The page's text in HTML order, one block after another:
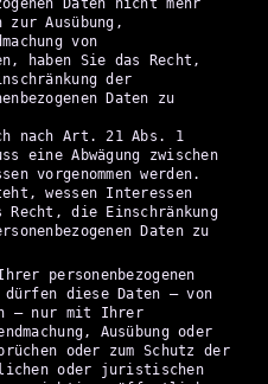
Daten nicht mehr
Ausübung,
von
haben Sie das Recht,
der
Daten zu
nach Art. 21 Abs. 1
eine Abwägung zwischen
vorgenommen werden.
wessen Interessen
Recht, die Einschränkung
Daten zu
personenbezogenen
dürfen diese Daten – von
– nur mit Ihrer
Ausübung oder
oder zum Schutz der
oder juristischen